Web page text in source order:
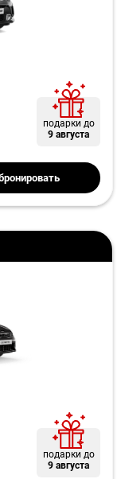
подарки до
9 августа
подарки до
9 августа